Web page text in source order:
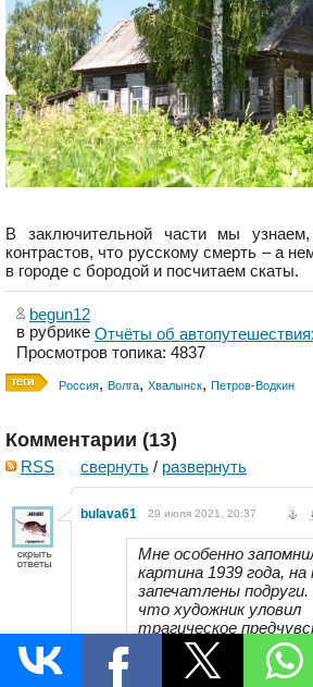
В заключительной части мы
контрастов, что русскому смерть – а
в городе с бородой и посчитаем скаты.
begun12
в рубрике Отчёты об
Просмотров топика: 4837
Россия, Волга, Хвалынск, Петров-Водкин
Комментарии (13)
RSS свернуть / развернуть
bulava61 29 июля 2021, 20:37 ↓
Мне особенно
картина 1939 года, на
запечатлены
что художник уловил
трагическое
надвигающейся
девушек замерло
ожидание: